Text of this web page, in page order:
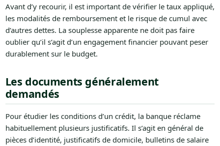
Avant d’y recourir, il est important de vérifier le taux appliqué,
les modalités de remboursement et le risque de cumul avec
d’autres dettes. La souplesse apparente ne doit pas faire
oublier qu’il s’agit d’un engagement financier pouvant peser
durablement sur le budget.
Les documents généralement
demandés
Pour étudier les conditions d’un crédit, la banque réclame
habituellement plusieurs justificatifs. Il s’agit en général de
pièces d’identité, justificatifs de domicile, bulletins de salaire